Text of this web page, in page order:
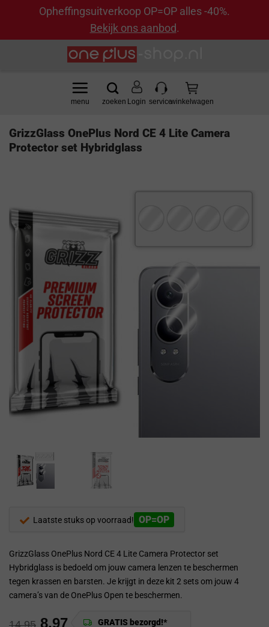
Opheffingsuitverkoop OP=OP alles -40%.
Bekijk ons aanbod.
Login
GrizzGlass OnePlus Nord CE 4 Lite Camera
Protector set Hybridglass
Laatste stuks op voorraad! OP=OP
GrizzGlass OnePlus Nord CE 4 Lite Camera Protector set
Hybridglass is bedoeld om jouw camera lenzen te beschermen
tegen krassen en barsten. Je krijgt in deze kit 2 sets om jouw 4
camera’s van de OnePlus Open te beschermen.
GRATIS bezorgd!*
14,95 8,97